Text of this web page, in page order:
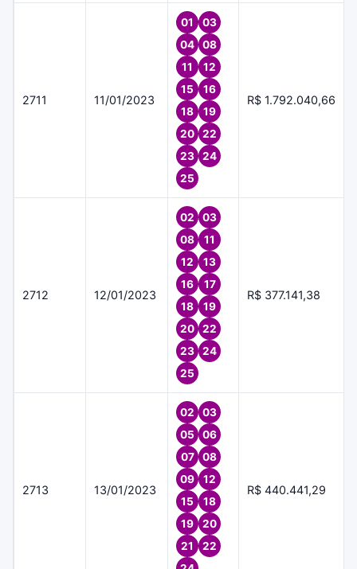
2711 11/01/2023
01
03
04
08
11
12
15
16
18
19
20
22
23
24
25
R$ 1.792.040,66
2712 12/01/2023
02
03
08
11
12
13
16
17
18
19
20
22
23
24
25
R$ 377.141,38
2713 13/01/2023
02
03
05
06
07
08
09
12
15
18
19
20
21
22
R$ 440.441,29